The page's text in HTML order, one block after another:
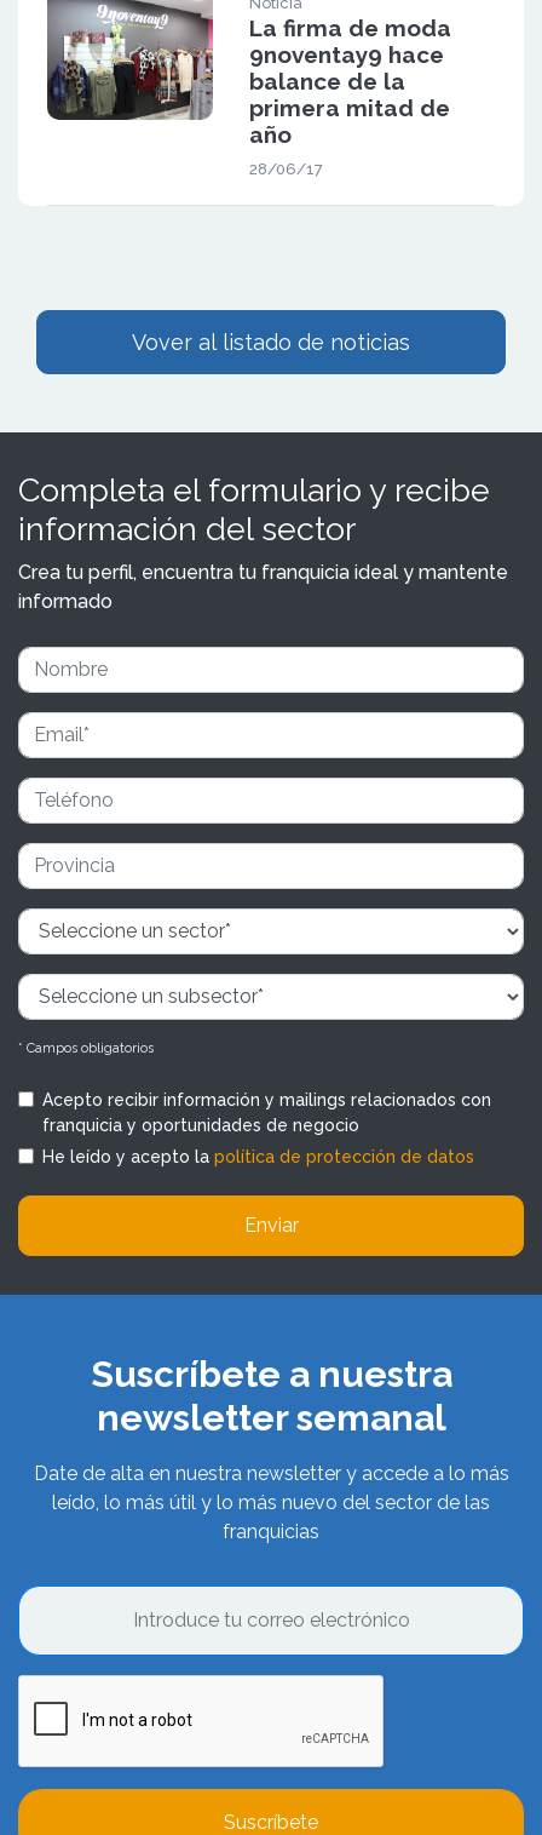
La firma de moda
9noventay9 hace
balance de la
primera mitad de
año
28/06/17
Vover al listado de noticias
Completa el formulario y recibe
información del sector
Crea tu perfil, encuentra tu franquicia ideal y mantente
informado
* Campos obligatorios
Acepto recibir información y mailings relacionados con
franquicia y oportunidades de negocio
He leído y acepto la política de protección de datos
Enviar
Suscríbete a nuestra
newsletter semanal
Date de alta en nuestra newsletter y accede a lo más
leído, lo más útil y lo más nuevo del sector de las
franquicias
Suscríbete